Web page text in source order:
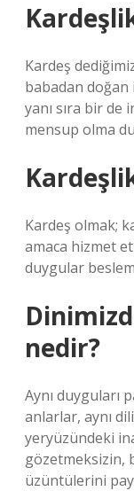
Kardeş
babadan
yanı sıra bir de
mensup olma
Kardeş olmak;
amaca hizmet
duygular
nedir?
Aynı duyguları
anlarlar, aynı
yeryüzündeki
gözetmeksizin,
üzüntülerini